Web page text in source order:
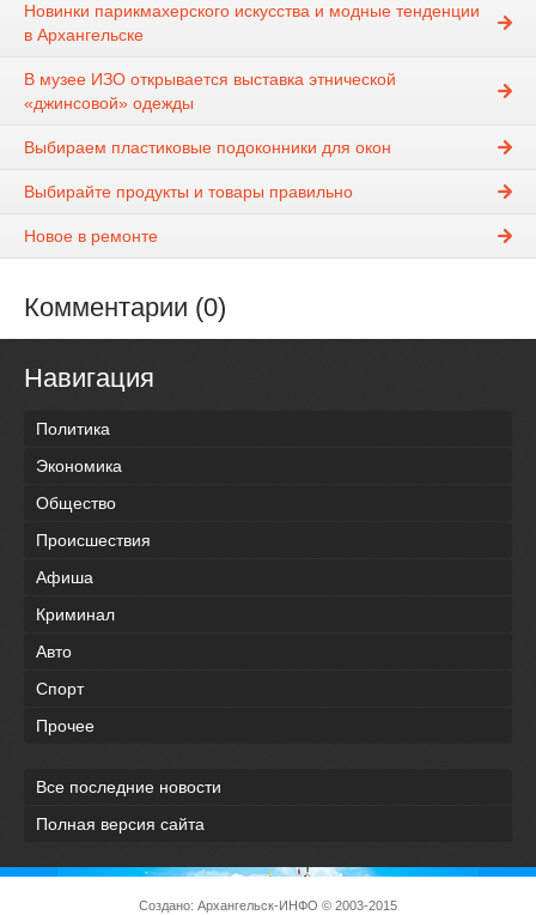
Новинки парикмахерского искусства и модные тенденции
в Архангельске
В музее ИЗО открывается выставка этнической
«джинсовой» одежды
Выбираем пластиковые подоконники для окон
Выбирайте продукты и товары правильно
Новое в ремонте
Комментарии (0)
Навигация
Политика
Экономика
Общество
Происшествия
Афиша
Криминал
Авто
Спорт
Прочее
Все последние новости
Полная версия сайта
Создано: Архангельск-ИНФО © 2003-2015